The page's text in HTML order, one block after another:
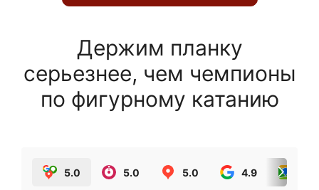
Держим планку
серьезнее, чем чемпионы
по фигурному катанию
5.0 5.0 5.0 4.9